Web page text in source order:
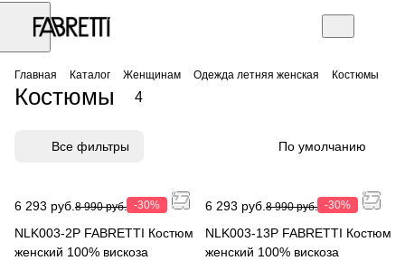
Главная Каталог Женщинам Одежда летняя женская Костюмы
Костюмы 4
Все фильтры По умолчанию
6 293 руб. 8 990 руб. -30%
NLK003-2P FABRETTI Костюм
женский 100% вискоза
6 293 руб. 8 990 руб. -30%
NLK003-13P FABRETTI Костюм
женский 100% вискоза